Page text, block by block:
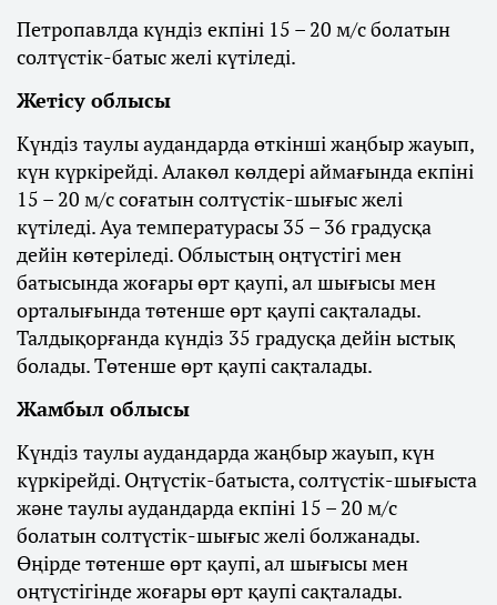
Петропавлда күндіз екпіні 15 – 20 м/с болатын
солтүстік-батыс желі күтіледі.
Жетісу облысы
Күндіз таулы аудандарда өткінші жаңбыр жауып,
күн күркірейді. Алакөл көлдері аймағында екпіні
15 – 20 м/с соғатын солтүстік-шығыс желі
күтіледі. Ауа температурасы 35 – 36 градусқа
дейін көтеріледі. Облыстың оңтүстігі мен
батысында жоғары өрт қаупі, ал шығысы мен
орталығында төтенше өрт қаупі сақталады.
Талдықорғанда күндіз 35 градусқа дейін ыстық
болады. Төтенше өрт қаупі сақталады.
Жамбыл облысы
Күндіз таулы аудандарда жаңбыр жауып, күн
күркірейді. Оңтүстік-батыста, солтүстік-шығыста
және таулы аудандарда екпіні 15 – 20 м/с
болатын солтүстік-шығыс желі болжанады.
Өңірде төтенше өрт қаупі, ал шығысы мен
оңтүстігінде жоғары өрт қаупі сақталады.